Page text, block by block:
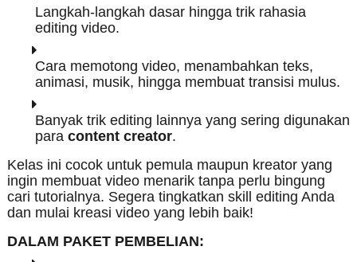
Langkah-langkah dasar hingga trik rahasia
editing video.
Cara memotong video, menambahkan teks,
animasi, musik, hingga membuat transisi mulus.
Banyak trik editing lainnya yang sering digunakan
para content creator.
Kelas ini cocok untuk pemula maupun kreator yang
ingin membuat video menarik tanpa perlu bingung
cari tutorialnya. Segera tingkatkan skill editing Anda
dan mulai kreasi video yang lebih baik!
DALAM PAKET PEMBELIAN: